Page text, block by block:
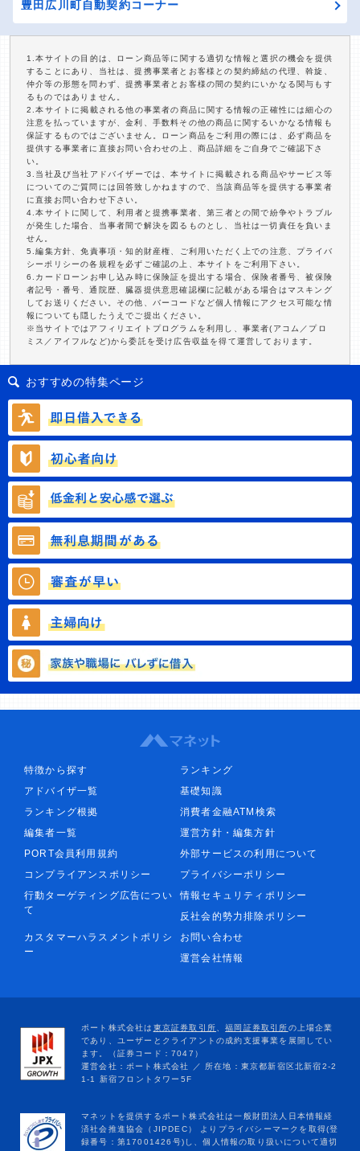
豊田広川町自動契約コーナー
1.本サイトの目的は、ローン商品等に関する適切な情報と選択の機会を提供
することにあり、当社は、提携事業者とお客様との契約締結の代理、斡旋、
仲介等の形態を問わず、提携事業者とお客様の間の契約にいかなる関与もす
るものではありません。
2.本サイトに掲載される他の事業者の商品に関する情報の正確性には細心の
注意を払っていますが、金利、手数料その他の商品に関するいかなる情報も
保証するものではございません。ローン商品をご利用の際には、必ず商品を
提供する事業者に直接お問い合わせの上、商品詳細をご自身でご確認下さ
い。
3.当社及び当社アドバイザーでは、本サイトに掲載される商品やサービス等
についてのご質問には回答致しかねますので、当該商品等を提供する事業者
に直接お問い合わせ下さい。
4.本サイトに関して、利用者と提携事業者、第三者との間で紛争やトラブル
が発生した場合、当事者間で解決を図るものとし、当社は一切責任を負いま
せん。
5.編集方針、免責事項・知的財産権、ご利用いただく上での注意、プライバ
シーポリシーの各規程を必ずご確認の上、本サイトをご利用下さい。
6.カードローンお申し込み時に保険証を提出する場合、保険者番号、被保険
者記号・番号、通院歴、臓器提供意思確認欄に記載がある場合はマスキング
してお送りください。その他、バーコードなど個人情報にアクセス可能な情
報についても隠したうえでご提出ください。
※当サイトではアフィリエイトプログラムを利用し、事業者(アコム／プロ
ミス／アイフルなど)から委託を受け広告収益を得て運営しております。
おすすめの特集ページ
特徴から探す
ランキング
アドバイザ一覧
基礎知識
ランキング根拠
消費者金融ATM検索
編集者一覧
運営方針・編集方針
PORT会員利用規約
外部サービスの利用について
コンプライアンスポリシー
プライバシーポリシー
行動ターゲティング広告につい
て
情報セキュリティポリシー
反社会的勢力排除ポリシー
カスタマーハラスメントポリシ
ー
お問い合わせ
運営会社情報